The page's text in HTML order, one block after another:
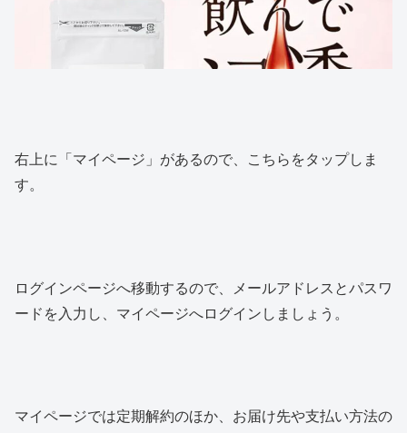
右上に「マイページ」があるので、こちらをタップしま
す。
ログインページへ移動するので、メールアドレスとパスワ
ードを入力し、マイページへログインしましょう。
マイページでは定期解約のほか、お届け先や支払い方法の